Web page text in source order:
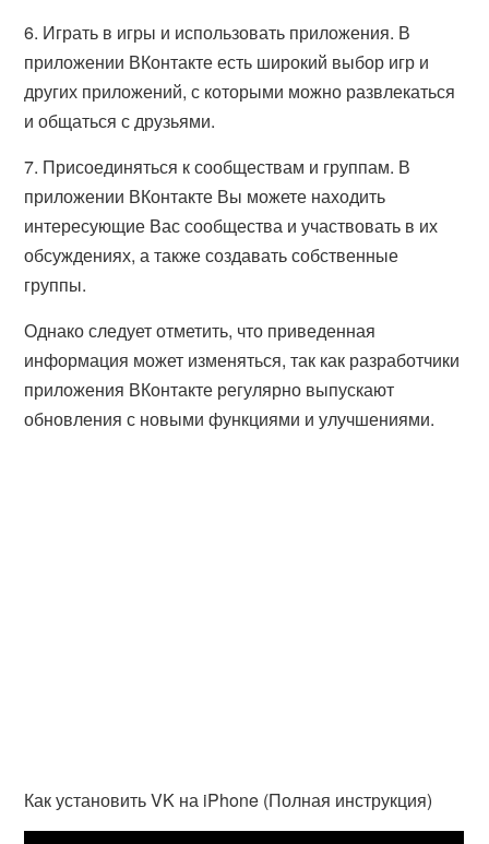
6. Играть в игры и использовать приложения. В
приложении ВКонтакте есть широкий выбор игр и
других приложений, с которыми можно развлекаться
и общаться с друзьями.
7. Присоединяться к сообществам и группам. В
приложении ВКонтакте Вы можете находить
интересующие Вас сообщества и участвовать в их
обсуждениях, а также создавать собственные
группы.
Однако следует отметить, что приведенная
информация может изменяться, так как разработчики
приложения ВКонтакте регулярно выпускают
обновления с новыми функциями и улучшениями.
Как установить VK на iPhone (Полная инструкция)